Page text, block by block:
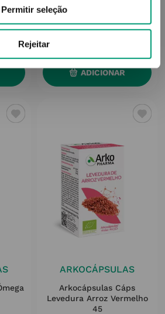
Permitir seleção
Rejeitar
60
Minami Morepa Original
ADICIONAR
ARKOCÁPSULAS
Arkocápsulas Cáps
Levedura Arroz Vermelho
45